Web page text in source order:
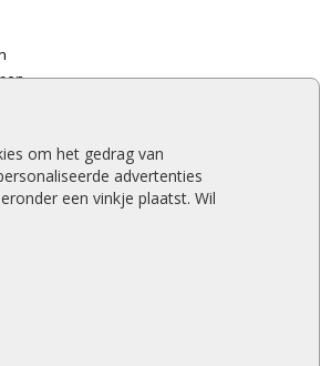
om het gedrag van
advertenties
een vinkje plaatst. Wil